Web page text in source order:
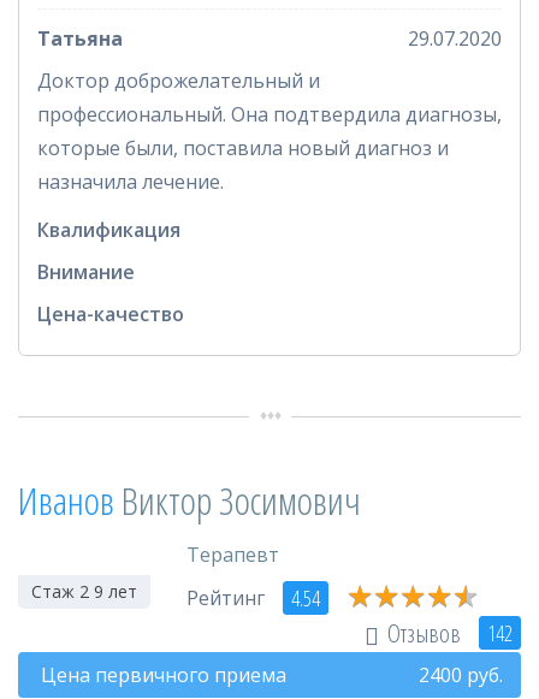
Татьяна
29.07.2020
Доктор доброжелательный и
профессиональный. Она подтвердила диагнозы,
которые были, поставила новый диагноз и
назначила лечение.
Квалификация
Внимание
Цена-качество
Иванов Виктор Зосимович
Стаж 2 9 лет
Терапевт
Рейтинг
4.54 ★★★★★
★★★★★
Отзывов 142
Цена первичного приема 2400 руб.